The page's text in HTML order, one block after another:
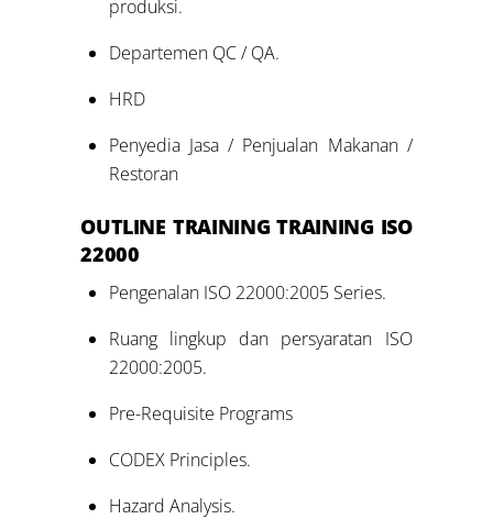
produksi.
Departemen QC / QA.
HRD
Penyedia Jasa / Penjualan Makanan /
Restoran
OUTLINE TRAININGTRAINING ISO
22000
Pengenalan ISO 22000:2005 Series.
Ruang lingkup dan persyaratan ISO
22000:2005.
Pre-Requisite Programs
CODEX Principles.
Hazard Analysis.